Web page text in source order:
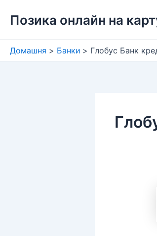
Позика онлайн на
Домашня Банки Глобус Банк